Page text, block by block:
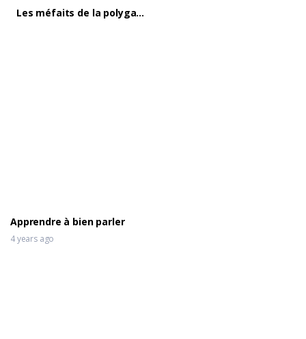
Les méfaits de la polygamie
Apprendre à bien parler
4 years ago